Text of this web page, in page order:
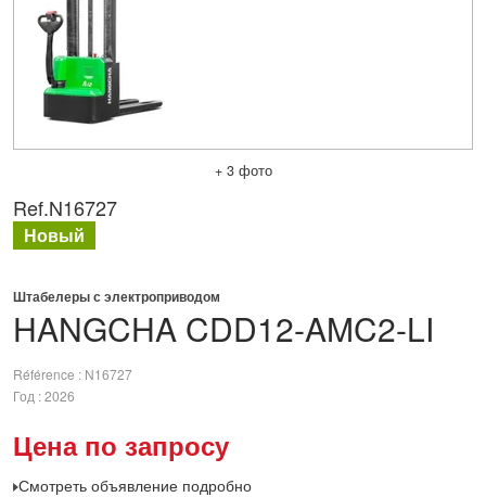
+ 3 фото
HANGCHA CDD12-AMC2-LI
Штабелеры с электроприводом
Référence
N16727
Год 2026
Цена по запросу
Смотреть объявление подробно
Ref.N16727
Новый